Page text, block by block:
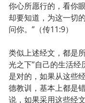
你心所愿行的，看你
却要知道，为这一切
问你。”（传11:9）
类似上述经文，都是
光之下”自己的生活经
是对的，如果从这些
德教训，基本上都是
说，如果采用这些经